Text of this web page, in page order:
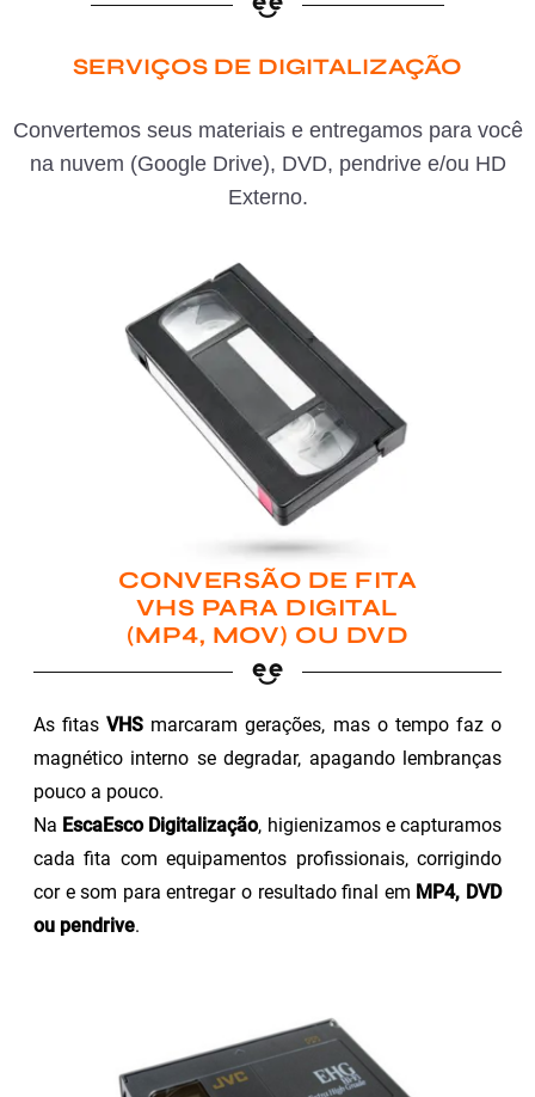
SERVIÇOS DE DIGITALIZAÇÃO
Convertemos seus materiais e entregamos para você
na nuvem (Google Drive), DVD, pendrive e/ou HD
Externo.
CONVERSÃO DE FITA
VHS PARA DIGITAL
(MP4, MOV) OU DVD
As fitasVHS marcaram gerações, mas o tempo faz o
magnético interno se degradar, apagando lembranças
pouco a pouco.
Na EscaEsco Digitalização, higienizamos e capturamos
cada fita com equipamentos profissionais, corrigindo
cor e som para entregar o resultado final em MP4, DVD
ou pendrive.